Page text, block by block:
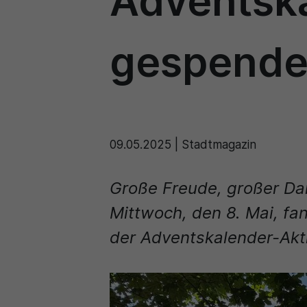
09.05.2025 Stadtmagazin
Große Freude, großer
Mittwoch, den 8. Mai,
der Adventskalender-